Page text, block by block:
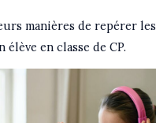
manières de repérer les
en classe de CP.